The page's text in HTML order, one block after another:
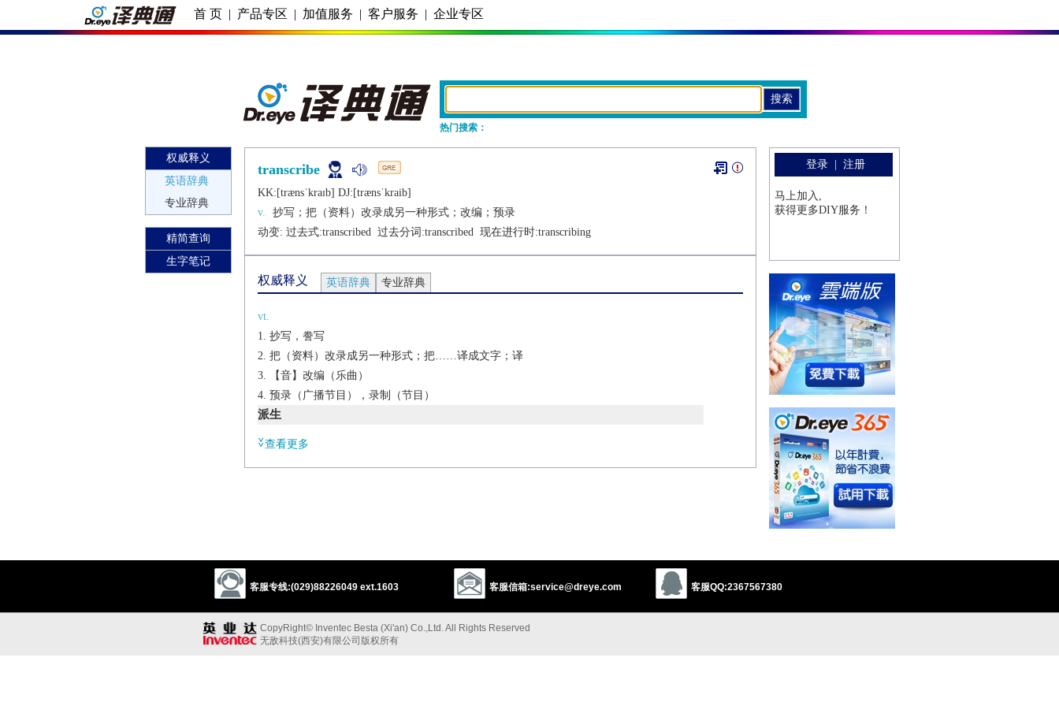
首 页 | 产品专区 | 加值服务 | 客户服务 | 企业专区
热门搜索：
权威释义
英语辞典
专业辞典
精简查询
生字笔记
transcribe
KK:[trænsˈkraɪb] DJ:[trænsˈkraib]
v.
抄写；把（资料）改录成另一种形式；改编；预录
动变: 过去式:transcribed 过去分词:transcribed 现在进行时:transcribing
权威释义 英语辞典 专业辞典
vt.
抄写，誊写
把（资料）改录成另一种形式；把……译成文字；译
【音】改编（乐曲）
预录（广播节目），录制（节目）
派生
put (thoughts, speech, or data) into written or printed form.
transliterate (foreign characters) or write or type out (shorthand, notes, etc.) into ordinary
characters or full sentences.
arrange (a piece of music) for a different instrument, voice, etc.
查看更多
客服专线:(029)88226049 ext.1603 客服信箱:service@dreye.com 客服QQ:2367567380
CopyRight© Inventec Besta (Xi'an) Co.,Ltd. All Rights Reserved
无敌科技(西安)有限公司版权所有